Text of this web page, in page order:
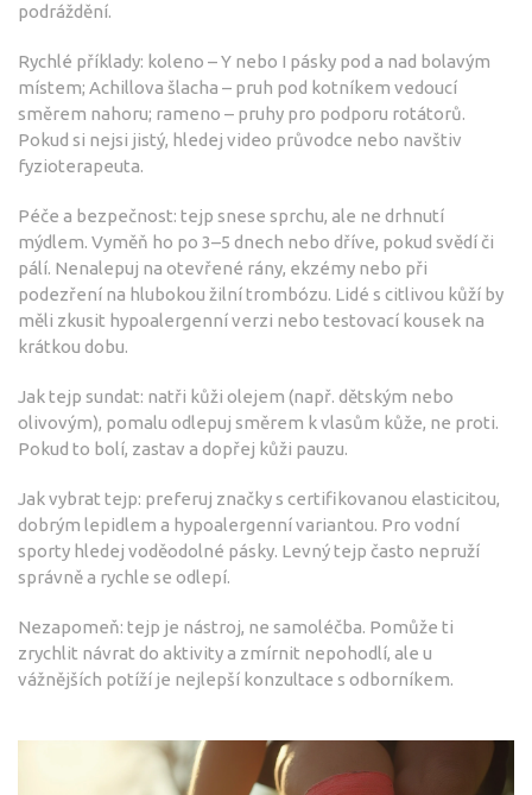
podráždění.
Rychlé příklady: koleno – Y nebo I pásky pod a nad bolavým
místem; Achillova šlacha – pruh pod kotníkem vedoucí
směrem nahoru; rameno – pruhy pro podporu rotátorů.
Pokud si nejsi jistý, hledej video průvodce nebo navštiv
fyzioterapeuta.
Péče a bezpečnost: tejp snese sprchu, ale ne drhnutí
mýdlem. Vyměň ho po 3–5 dnech nebo dříve, pokud svědí či
pálí. Nenalepuj na otevřené rány, ekzémy nebo při
podezření na hlubokou žilní trombózu. Lidé s citlivou kůží by
měli zkusit hypoalergenní verzi nebo testovací kousek na
krátkou dobu.
Jak tejp sundat: natři kůži olejem (např. dětským nebo
olivovým), pomalu odlepuj směrem k vlasům kůže, ne proti.
Pokud to bolí, zastav a dopřej kůži pauzu.
Jak vybrat tejp: preferuj značky s certifikovanou elasticitou,
dobrým lepidlem a hypoalergenní variantou. Pro vodní
sporty hledej voděodolné pásky. Levný tejp často nepruží
správně a rychle se odlepí.
Nezapomeň: tejp je nástroj, ne samoléčba. Pomůže ti
zrychlit návrat do aktivity a zmírnit nepohodlí, ale u
vážnějších potíží je nejlepší konzultace s odborníkem.